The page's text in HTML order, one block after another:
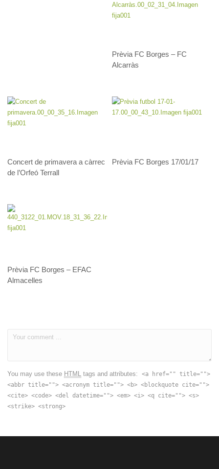
Prèvia FC Borges – FC
Alcarràs
Concert de primavera a càrrec
de l’Orfeó Terrall
Prèvia FC Borges 17/01/17
Prèvia FC Borges – EFAC
Almacelles
You may use these HTML tags and attributes:
<a href="" title="">
<abbr title=""> <acronym title=""> <b> <blockquote cite="">
<cite> <code> <del datetime=""> <em> <i> <q cite=""> <s>
<strike> <strong>